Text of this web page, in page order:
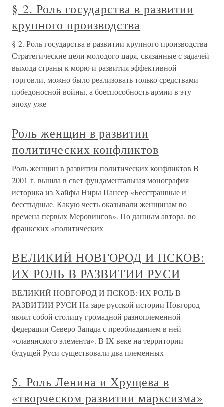
§ 2. Роль государства в развитии
крупного производства
§ 2. Роль государства в развитии крупного производства
Стратегические цели молодого царя, связанные с задачей
выхода страны к морю и развития эффективной
торговли, можно было реализовать только средствами
победоносной войны, а боеспособность армии в эту
эпоху уже
Роль женщин в развитии
политических конфликтов
Роль женщин в развитии политических конфликтов В
2001 г. вышла в свет фундаментальная монография
историка из Хайфы Ниры Пансер «Бесстрашные и
бесстыдные. Какую честь оказывали женщинам во
времена первых Меровингов». По данным автора, во
франкских «политических
ВЕЛИКИЙ НОВГОРОД И ПСКОВ:
ИХ РОЛЬ В РАЗВИТИИ РУСИ
ВЕЛИКИЙ НОВГОРОД И ПСКОВ: ИХ РОЛЬ В
РАЗВИТИИ РУСИ На заре русской истории Новгород
являл собой столицу громадной разноплеменной
федерации Северо-Запада с преобладанием в ней
«славянского элемента». В IX веке на территории
будущей Руси существовали два племенных
5. Роль Ленина и Хрущева в
«творческом развитии марксизма»